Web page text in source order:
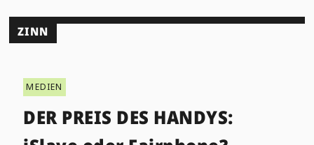
ZINN
MEDIEN
DER PREIS DES HANDYS: